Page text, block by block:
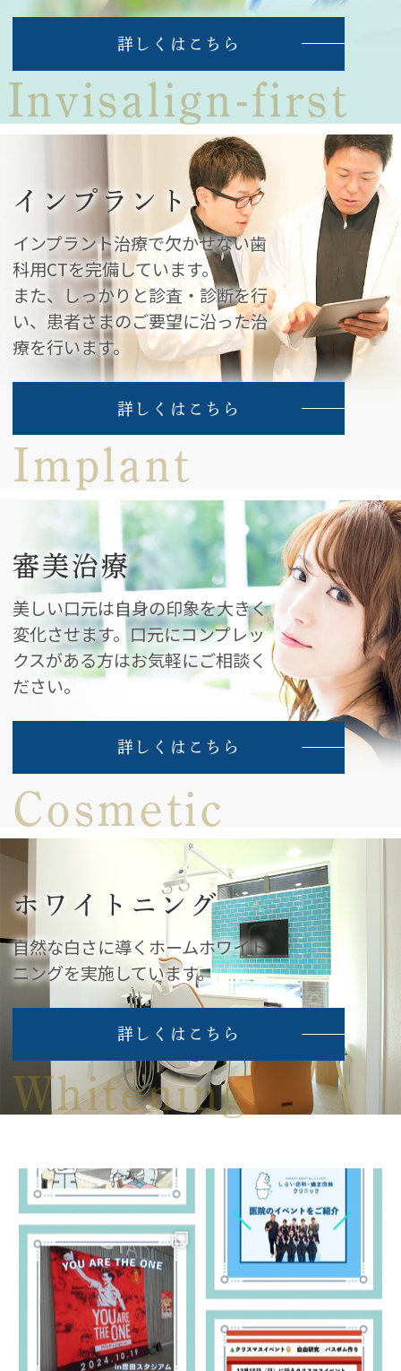
詳しくはこちら
Invisalign-first
インプラント
インプラント治療で欠かせない歯
科用CTを完備しています。
また、しっかりと診査・診断を行
い、患者さまのご要望に沿った治
療を行います。
詳しくはこちら
Implant
審美治療
美しい口元は自身の印象を大きく
変化させます。口元にコンプレッ
クスがある方はお気軽にご相談く
ださい。
詳しくはこちら
Cosmetic
ホワイトニング
自然な白さに導くホームホワイト
ニングを実施しています。
詳しくはこちら
Whitening